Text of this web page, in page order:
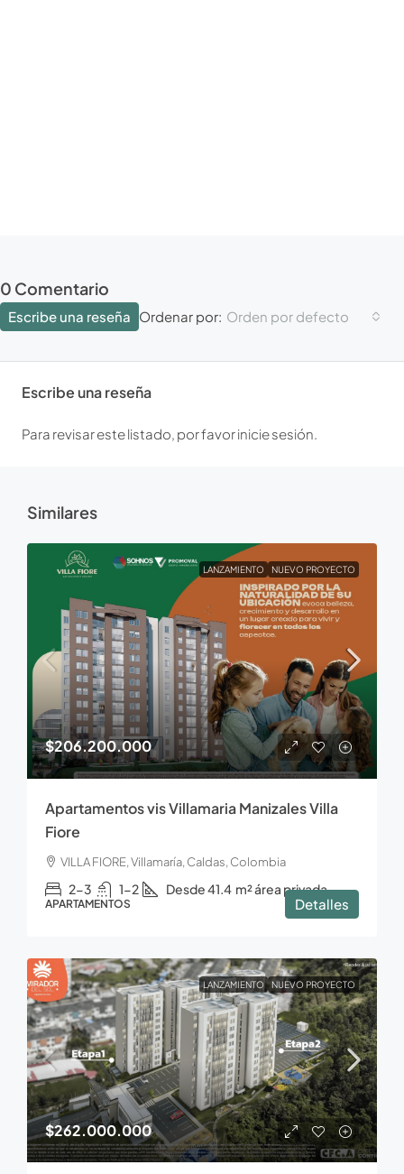
0 Comentario
Ordenar por: Orden por defecto
Escribe una reseña
Escribe una reseña
Para revisar este listado, por favor inicie sesión.
Similares
LANZAMIENTO NUEVO PROYECTO
$206.200.000
Apartamentos vis Villamaria Manizales Villa
Fiore
VILLA FIORE, Villamaría, Caldas, Colombia
2-3 1-2 Desde 41.4 m² área privada
APARTAMENTOS Detalles
LANZAMIENTO NUEVO PROYECTO
$262.000.000